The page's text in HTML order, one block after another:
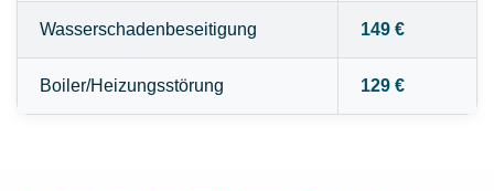
Wasserschadenbeseitigung 149 €
Boiler/Heizungsstörung 129 €